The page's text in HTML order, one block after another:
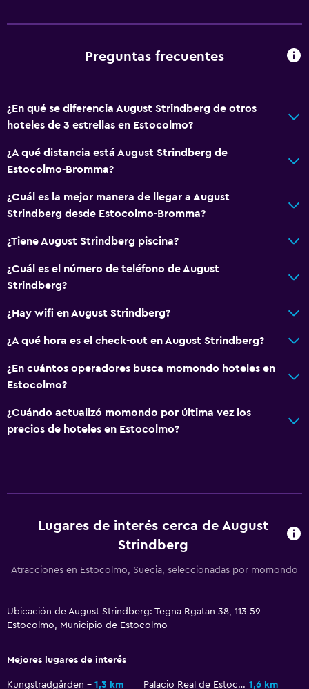
Preguntas frecuentes
¿En qué se diferencia August Strindberg de otros
hoteles de 3 estrellas en Estocolmo?
¿A qué distancia está August Strindberg de
Estocolmo-Bromma?
¿Cuál es la mejor manera de llegar a August
Strindberg desde Estocolmo-Bromma?
¿Tiene August Strindberg piscina?
¿Cuál es el número de teléfono de August
Strindberg?
¿Hay wifi en August Strindberg?
¿A qué hora es el check-out en August Strindberg?
¿En cuántos operadores busca momondo hoteles en
Estocolmo?
¿Cuándo actualizó momondo por última vez los
precios de hoteles en Estocolmo?
Lugares de interés cerca de August
Strindberg
Atracciones en Estocolmo, Suecia, seleccionadas por momondo
Ubicación de August Strindberg: Tegna Rgatan 38, 113 59
Estocolmo, Municipio de Estocolmo
Mejores lugares de interés
Kungsträdgården 1,3 km Palacio Real de Estocolmo 1,6 km